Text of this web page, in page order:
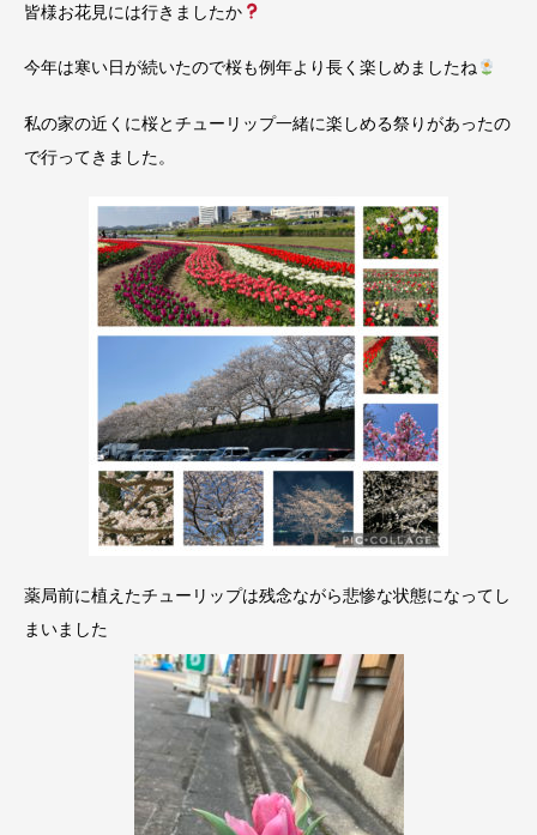
皆様お花見には行きましたか
今年は寒い日が続いたので桜も例年より長く楽しめましたね
私の家の近くに桜とチューリップ一緒に楽しめる祭りがあったの
で行ってきました。
薬局前に植えたチューリップは残念ながら悲惨な状態になってし
まいました